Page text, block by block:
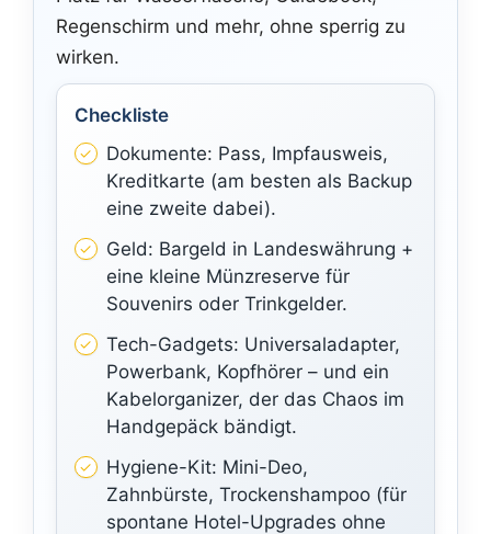
Regenschirm und mehr, ohne sperrig zu
wirken.
Checkliste
Dokumente: Pass, Impfausweis,
Kreditkarte (am besten als Backup
eine zweite dabei).
Geld: Bargeld in Landeswährung +
eine kleine Münzreserve für
Souvenirs oder Trinkgelder.
Tech-Gadgets: Universaladapter,
Powerbank, Kopfhörer – und ein
Kabelorganizer, der das Chaos im
Handgepäck bändigt.
Hygiene-Kit: Mini-Deo,
Zahnbürste, Trockenshampoo (für
spontane Hotel-Upgrades ohne